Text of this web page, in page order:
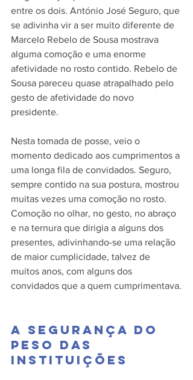
entre os dois. António José Seguro, que
se adivinha vir a ser muito diferente de
Marcelo Rebelo de Sousa mostrava
alguma comoção e uma enorme
afetividade no rosto contido. Rebelo de
Sousa pareceu quase atrapalhado pelo
gesto de afetividade do novo
presidente.
Nesta tomada de posse, veio o
momento dedicado aos cumprimentos a
uma longa fila de convidados. Seguro,
sempre contido na sua postura, mostrou
muitas vezes uma comoção no rosto.
Comoção no olhar, no gesto, no abraço
e na ternura que dirigia a alguns dos
presentes, adivinhando-se uma relação
de maior cumplicidade, talvez de
muitos anos, com alguns dos
convidados que a quem cumprimentava.
A segurança do
peso das
instituições